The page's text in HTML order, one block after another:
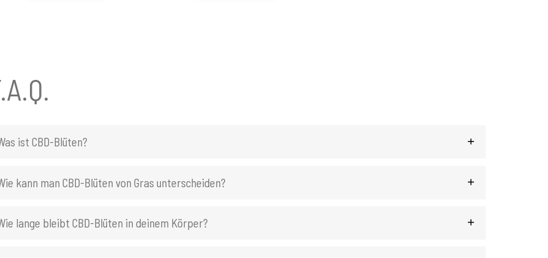
ist CBD-Blüten?
kann man CBD-Blüten von Gras unterscheiden?
lange bleibt CBD-Blüten in deinem Körper?